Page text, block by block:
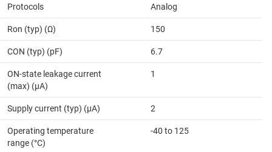
Protocols Analog
Ron (typ) (Ω) 150
CON (typ) (pF) 6.7
ON-state leakage current
(max) (µA)
1
Supply current (typ) (µA) 2
Operating temperature
range (°C)
-40 to 125